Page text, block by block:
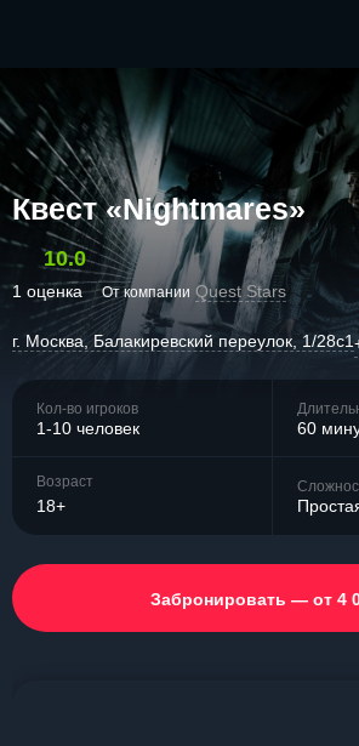
Квест «Nightmares»
10.0
1 оценка От компании Quest Stars
г. Москва, Балакиревский переулок, 1/28с1
Кол-во игроков
1-10 человек 60
Возраст
18+
Забронировать — от 4